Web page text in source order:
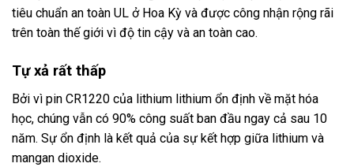
tiêu chuẩn an toàn UL ở Hoa Kỳ và được công nhận rộng rãi
trên toàn thế giới vì độ tin cậy và an toàn cao.
Tự xả rất thấp
Bởi vì pin CR1220 của lithium lithium ổn định về mặt hóa
học, chúng vẫn có 90% công suất ban đầu ngay cả sau 10
năm. Sự ổn định là kết quả của sự kết hợp giữa lithium và
mangan dioxide.